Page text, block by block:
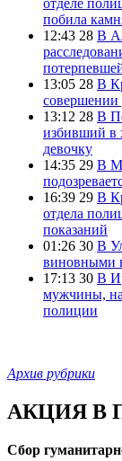
побила
12:43 28 В
13:05 28 В
совершении
13:12 28 В
избивший в
девочку
14:35 29 В
16:39 29 В
отдела
показаний
01:26 30 В
виновными
17:13 30 В
мужчины,
полиции
Архив рубрики
АКЦИЯ В
Сбор